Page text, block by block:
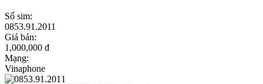
Số sim:
0853.91.2011
Giá bán:
1,000,000 đ
Mạng:
Vinaphone